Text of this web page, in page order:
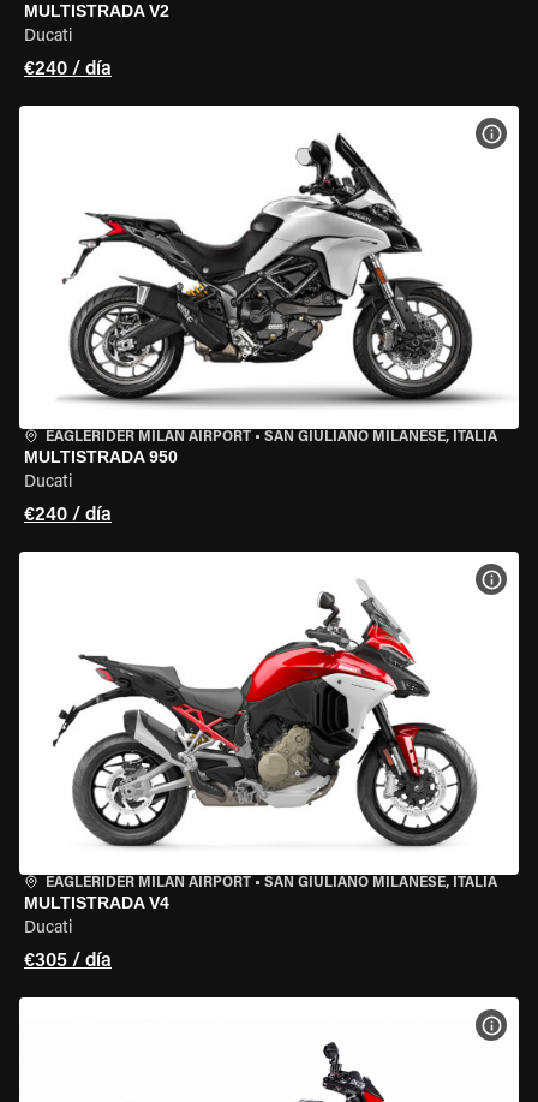
MULTISTRADA V2
Ducati
€240 / día
EAGLERIDER MILAN AIRPORT • SAN GIULIANO MILANESE, ITALIA
MULTISTRADA 950
Ducati
€240 / día
VER
EAGLERIDER MILAN AIRPORT • SAN GIULIANO MILANESE, ITALIA
MULTISTRADA V4
Ducati
€305 / día
VER
VER